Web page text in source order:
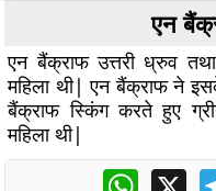
एन
एन बैंक्राफ उत्तरी ध्रुव
महिला थी| एन बैंक्राफ ने
बैंक्राफ स्किंग करते हुए
महिला थी|
X